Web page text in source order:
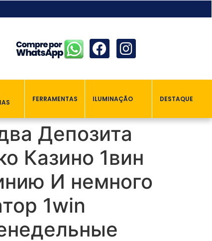
FERRAMENTAS ILUMINAÇÃO DESTAQUE
Депозита
Казино 1вин
И немного
1win